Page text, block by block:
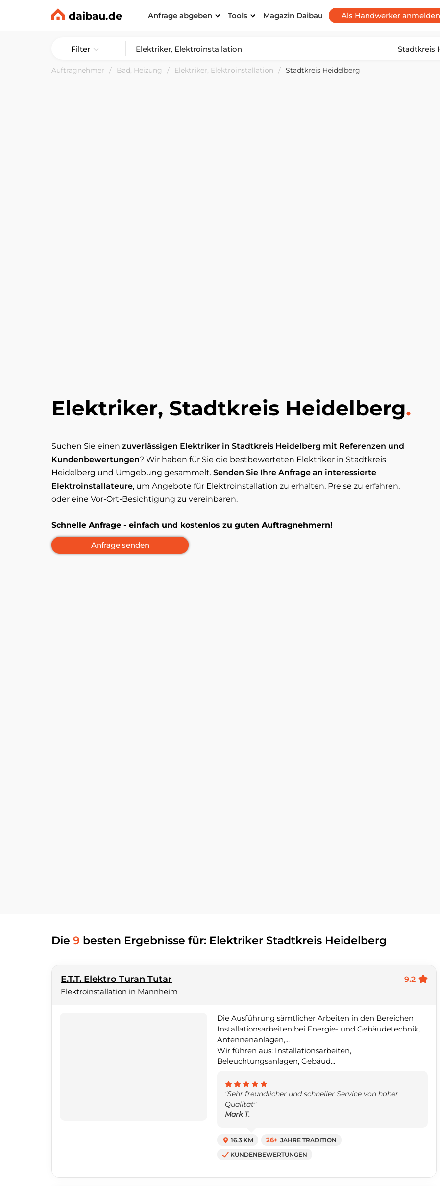
daibau.de Anfrage abgeben Tools Magazin Daibau Als Handwerker anmelden
Filter
Auftragnehmer Bad, Heizung Elektriker, Elektroinstallation Stadtkreis Heidelberg
Elektriker, Stadtkreis Heidelberg.
Suchen Sie einenzuverlässigen Elektriker in Stadtkreis Heidelberg mit Referenzen und
Kundenbewertungen? Wir haben für Sie die bestbewerteten Elektriker in Stadtkreis
Heidelberg und Umgebung gesammelt. Senden Sie Ihre Anfrage an interessierte
Elektroinstallateure, um Angebote für Elektroinstallation zu erhalten, Preise zu erfahren,
oder eine Vor-Ort-Besichtigung zu vereinbaren.
Schnelle Anfrage - einfach und kostenlos zu guten Auftragnehmern!
Die9 besten Ergebnisse für: Elektriker Stadtkreis Heidelberg
E.T.T. Elektro Turan Tutar
9.2
Elektroinstallation in Mannheim
Die Ausführung sämtlicher Arbeiten in den Bereichen
Installationsarbeiten bei Energie- und Gebäudetechnik,
Antennenanlagen,...
Wir führen aus: Installationsarbeiten,
Beleuchtungsanlagen, Gebäud...
"Sehr freundlicher und schneller Service von hoher
Qualität"
Mark T.
16.3 KM 26+ JAHRE TRADITION
KUNDENBEWERTUNGEN